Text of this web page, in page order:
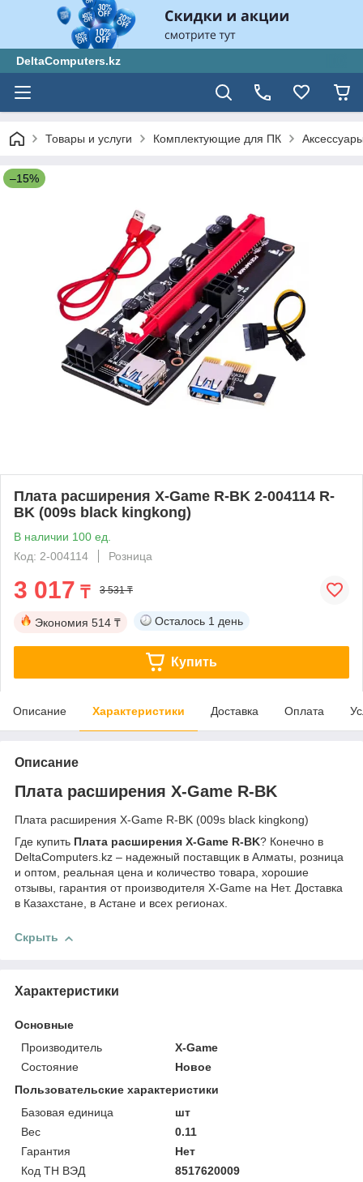
DeltaComputers.kz
Товары и услуги Комплектующие для ПК
–15%
Плата расширения X-Game R-BK 2-004114 R-
BK (009s black kingkong)
В наличии 100 ед.
Код: 2-004114
Розница
3 017 ₸ 3 531 ₸
Экономия 514 ₸ Осталось 1 день
Купить
Описание Характеристики Доставка Оплата
Описание
Плата расширения X-Game R-BK
Плата расширения X-Game R-BK (009s black kingkong)
Где купить Плата расширения X-Game R-BK? Конечно в
DeltaComputers.kz – надежный поставщик в Алматы, розница
и оптом, реальная цена и количество товара, хорошие
отзывы, гарантия от производителя X-Game на Нет. Доставка
в Казахстане, в Астане и всех регионах.
Скрыть
Характеристики
Основные
Производитель
X-Game
Состояние
Новое
Пользовательские характеристики
Базовая единица
шт
Вес
0.11
Гарантия
Нет
Код ТН ВЭД
8517620009